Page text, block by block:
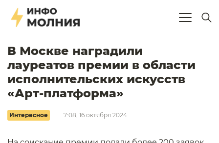
В Москве наградили
лауреатов премии в области
исполнительских искусств
«Арт-платформа»
Интересное 7:08, 16 октября 2024